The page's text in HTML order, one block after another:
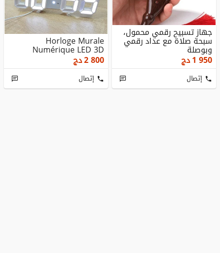
جهاز تسبيح رقمي محمول،
سبحة صلاة مع عداد رقمي
وبوصلة
1 950دج
إتصال
Horloge Murale
Numérique LED 3D
2 800دج
إتصال